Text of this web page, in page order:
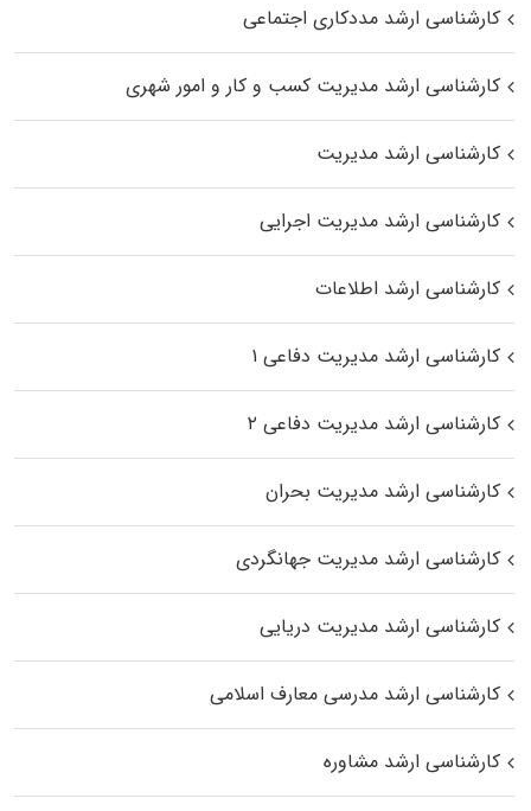
کارشناسی ارشد مددکاری اجتماعی
کارشناسی ارشد مدیریت کسب و کار و امور شهری
کارشناسی ارشد مدیریت
کارشناسی ارشد مدیریت اجرایی
کارشناسی ارشد اطلاعات
کارشناسی ارشد مدیریت دفاعی ۱
کارشناسی ارشد مدیریت دفاعی ۲
کارشناسی ارشد مدیریت بحران
کارشناسی ارشد مدیریت جهانگردی
کارشناسی ارشد مدیریت دریایی
کارشناسی ارشد مدرسی معارف اسلامی
کارشناسی ارشد مشاوره